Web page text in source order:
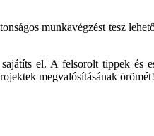
munkavégzést tesz
el. A felsorolt tippek és
megvalósításának örömét!